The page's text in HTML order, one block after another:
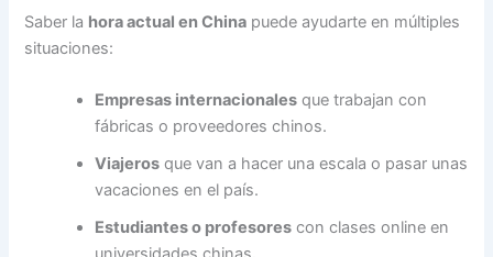
Saber la hora actual en China puede ayudarte en múltiples
situaciones:
Empresas internacionales que trabajan con
fábricas o proveedores chinos.
Viajeros que van a hacer una escala o pasar unas
vacaciones en el país.
Estudiantes o profesores con clases online en